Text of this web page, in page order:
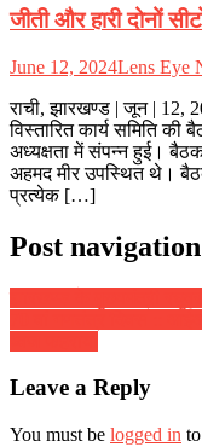
जीती और हारी दोनों
June 12, 2024Lens Eye
राची, झारखण्ड | जून | 12,
विस्तारित कार्य समिति
अध्यक्षता में संपन्न हुई।
अहमद मीर उपस्थित थे।
प्रत्येक […]
Post navigation
Leave a Reply
You must be logged in